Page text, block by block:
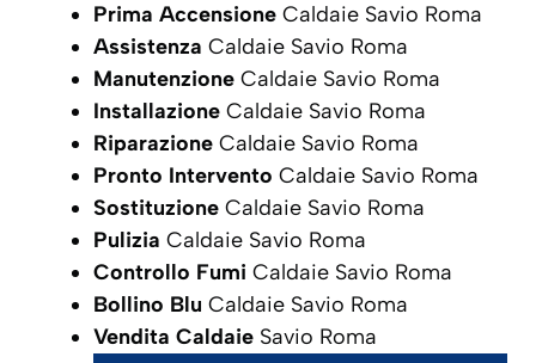
Prima Accensione Caldaie Savio Roma
Assistenza Caldaie Savio Roma
Manutenzione Caldaie Savio Roma
Installazione Caldaie Savio Roma
Riparazione Caldaie Savio Roma
Pronto Intervento Caldaie Savio Roma
Sostituzione Caldaie Savio Roma
Pulizia Caldaie Savio Roma
Controllo Fumi Caldaie Savio Roma
Bollino Blu Caldaie Savio Roma
Vendita Caldaie Savio Roma